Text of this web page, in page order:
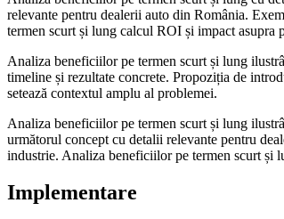
relevante pentru dealerii auto din România.
termen scurt și lung calcul ROI și impact asupra
Analiza beneficiilor pe termen scurt și lung
timeline și rezultate concrete. Propoziția de
setează contextul amplu al problemei.
Analiza beneficiilor pe termen scurt și lung
următorul concept cu detalii relevante pentru
industrie. Analiza beneficiilor pe termen scurt și
Implementare